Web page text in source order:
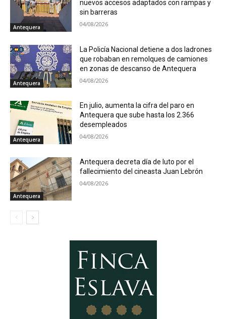
Antequera
nuevos accesos adaptados con rampas y
sin barreras
04/08/2026
Antequera
La Policía Nacional detiene a dos ladrones
que robaban en remolques de camiones
en zonas de descanso de Antequera
04/08/2026
Antequera
En julio, aumenta la cifra del paro en
Antequera que sube hasta los 2.366
desempleados
04/08/2026
Antequera
Antequera decreta día de luto por el
fallecimiento del cineasta Juan Lebrón
04/08/2026